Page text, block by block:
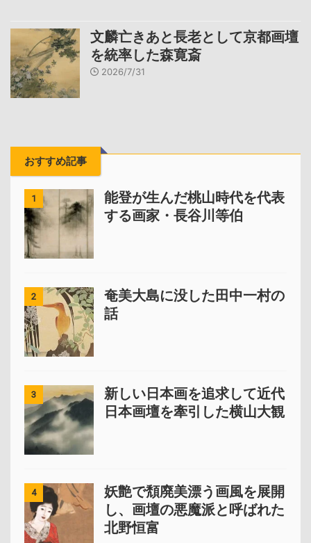
文麟亡きあと長老として京都画壇
を統率した森寛斎
2026/7/31
おすすめ記事
1
能登が生んだ桃山時代を代表
する画家・長谷川等伯
2
奄美大島に没した田中一村の
話
3
新しい日本画を追求して近代
日本画壇を牽引した横山大観
4
妖艶で頽廃美漂う画風を展開
し、画壇の悪魔派と呼ばれた
北野恒富